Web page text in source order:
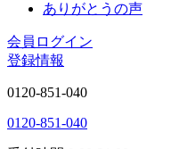
ありがとうの声
会員ログイン
登録情報
0120-851-040
0120-851-040